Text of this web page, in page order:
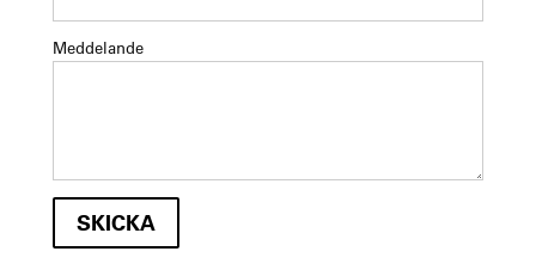
Meddelande